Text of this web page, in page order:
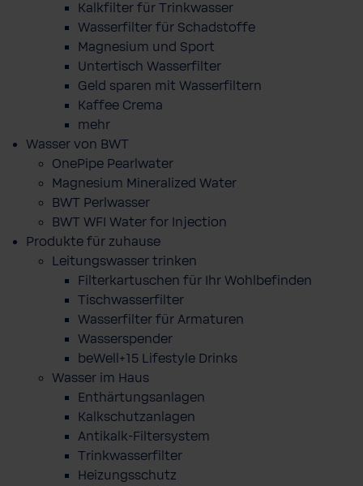
Kalkfilter für Trinkwasser
Wasserfilter für Schadstoffe
Magnesium und Sport
Untertisch Wasserfilter
Geld sparen mit Wasserfiltern
Kaffee Crema
mehr
Wasser von BWT
OnePipe Pearlwater
Magnesium Mineralized Water
BWT Perlwasser
BWT WFI Water for Injection
Produkte für zuhause
Leitungswasser trinken
Filterkartuschen für Ihr Wohlbefinden
Tischwasserfilter
Wasserfilter für Armaturen
Wasserspender
beWell+15 Lifestyle Drinks
Wasser im Haus
Enthärtungsanlagen
Kalkschutzanlagen
Antikalk-Filtersystem
Trinkwasserfilter
Heizungsschutz